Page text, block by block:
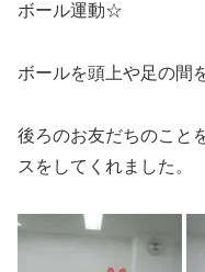
ボール運動☆
ボールを頭上や足の間
後ろのお友だちのこと
スをしてくれました。